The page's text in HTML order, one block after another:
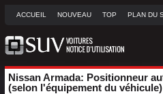
ACCUEIL NOUVEAU TOP PLAN DU
Nissan Armada: Positionneur
(selon l'équipement du véhicule)